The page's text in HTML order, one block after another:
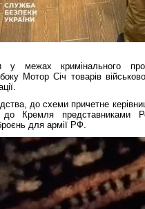
у межах кримінального
Мотор Січ товарів
до схеми причетне
до Кремля представниками
для армії РФ.